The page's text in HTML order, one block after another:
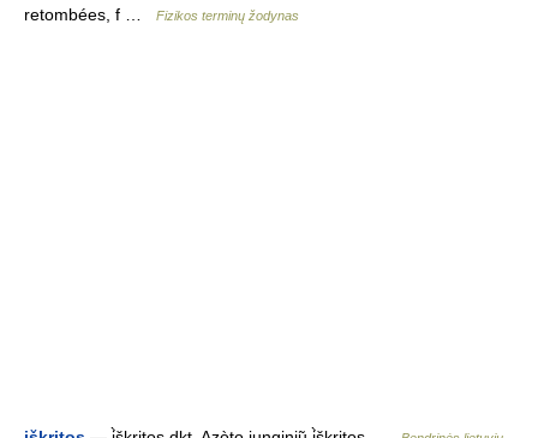
retombées, f …
Fizikos terminų žodynas